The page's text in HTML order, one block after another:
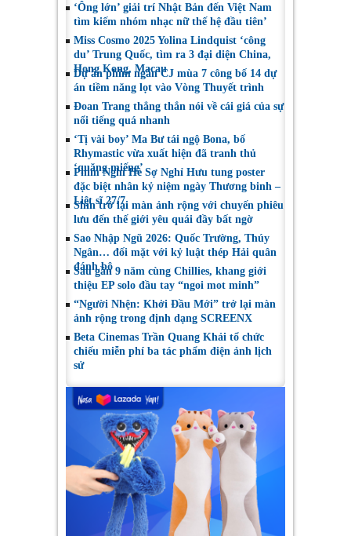
‘Ông lớn’ giải trí Nhật Bản đến Việt Nam
tìm kiếm nhóm nhạc nữ thế hệ đầu tiên’
Miss Cosmo 2025 Yolina Lindquist ‘công
du’ Trung Quốc, tìm ra 3 đại diện China,
Hong Kong, Macau
Dự án phim ngắn CJ mùa 7 công bố 14 dự
án tiềm năng lọt vào Vòng Thuyết trình
Đoan Trang thẳng thắn nói về cái giá của sự
nổi tiếng quá nhanh
‘Tị vài boy’ Ma Bư tái ngộ Bona, bố
Rhymastic vừa xuất hiện đã tranh thủ
‘quăng miếng’
Phim Nghỉ Hè Sợ Nghỉ Hưu tung poster
đặc biệt nhân kỷ niệm ngày Thương binh –
Liệt sĩ 27/7
Shin trở lại màn ảnh rộng với chuyến phiêu
lưu đến thế giới yêu quái đầy bất ngờ
Sao Nhập Ngũ 2026: Quốc Trường, Thúy
Ngân… đối mặt với kỷ luật thép Hải quân
đánh bộ
Sau gần 9 năm cùng Chillies, khang giới
thiệu EP solo đầu tay “ngoi mot minh”
“Người Nhện: Khởi Đầu Mới” trở lại màn
ảnh rộng trong định dạng SCREENX
Beta Cinemas Trần Quang Khải tổ chức
chiếu miễn phí ba tác phẩm điện ảnh lịch
sử